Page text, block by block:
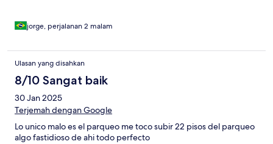
jorge, perjalanan 2 malam
Ulasan yang disahkan
8/10 Sangat baik
30 Jan 2025
Terjemah dengan Google
Lo unico malo es el parqueo me toco subir 22 pisos del parqueo
algo fastidioso de ahi todo perfecto